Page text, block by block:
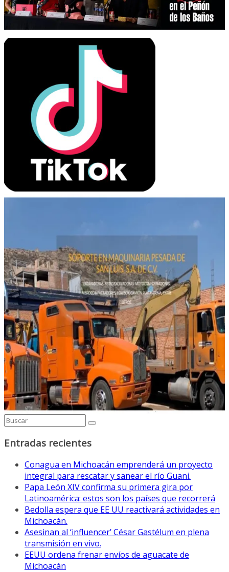
Entradas recientes
Conagua en Michoacán emprenderá un proyecto
integral para rescatar y sanear el río Guani.
Papa León XIV confirma su primera gira por
Latinoamérica: estos son los países que recorrerá
Bedolla espera que EE UU reactivará actividades en
Michoacán.
Asesinan al ‘influencer’ César Gastélum en plena
transmisión en vivo.
EEUU ordena frenar envíos de aguacate de
Michoacán